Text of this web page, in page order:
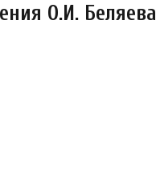
О.И. Беляева